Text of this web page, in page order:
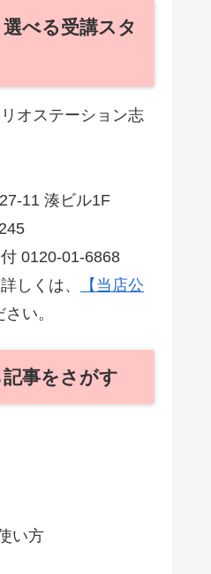
べる受講スタ
オステーション志
11 湊ビル1F
0120-01-6868
しくは、
【当店公
い。
事をさがす
い方